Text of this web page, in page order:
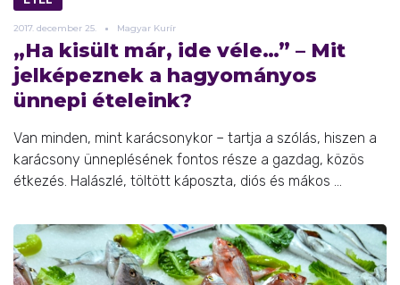
2017. december 25. Magyar Kurír
„Ha kisült már, ide véle…” – Mit
jelképeznek a hagyományos
ünnepi ételeink?
Van minden, mint karácsonykor – tartja a szólás, hiszen a
karácsony ünneplésének fontos része a gazdag, közös
étkezés. Halászlé, töltött káposzta, diós és mákos ...